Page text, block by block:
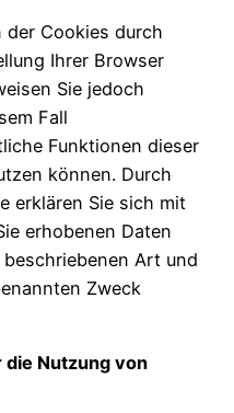
der Cookies durch
Ihrer Browser
Sie jedoch
Fall
Funktionen dieser
können. Durch
erklären Sie sich mit
erhobenen Daten
Art und
Zweck
Nutzung von